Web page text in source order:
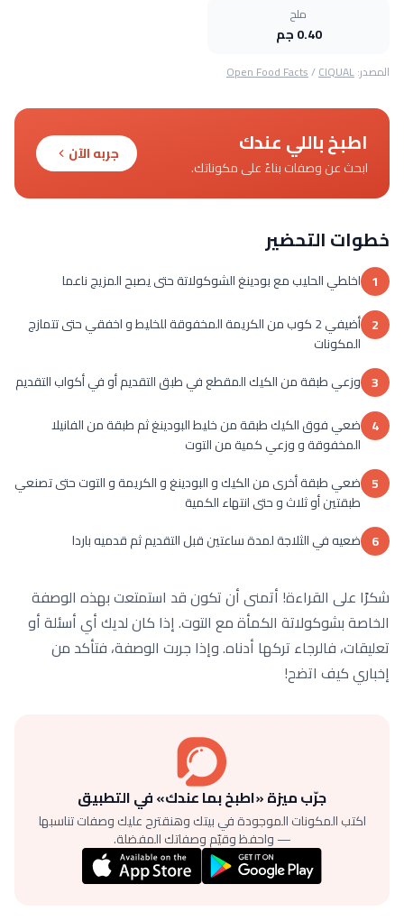
ملح
0.40 جم
المصدر: Open Food Facts/CIQUAL
اطبخ باللي عندك
ابحث عن وصفات بناءً على مكوناتك.
جربه الآن
خطوات التحضير
1 اخلطي الحليب مع بودينغ الشوكولاتة حتى يصبح المزيج ناعما
2
أضيفي 2 كوب من الكريمة المخفوقة للخليط و اخفقي حتى تتمازج
المكونات
3 وزعي طبقة من الكيك المقطع في طبق التقديم أو في أكواب التقديم
4 ضعي فوق الكيك طبقة من خليط البودينغ ثم طبقة من الفانيلا
المخفوقة و وزعي كمية من التوت
5 ضعي طبقة أخرى من الكيك و البودينغ و الكريمة و التوت حتى تصنعي
طبقتين أو ثلاث و حتى انتهاء الكمية
6 ضعيه في الثلاجة لمدة ساعتين قبل التقديم ثم قدميه باردا
شكرًا على القراءة! أتمنى أن تكون قد استمتعت بهذه الوصفة
الخاصة بشوكولاتة الكمأة مع التوت. إذا كان لديك أي أسئلة أو
تعليقات، فالرجاء تركها أدناه. وإذا جربت الوصفة، فتأكد من
إخباري كيف اتضح!
جرّب ميزة «اطبخ بما عندك» في التطبيق
اكتب المكونات الموجودة في بيتك وهنقترح عليك وصفات تناسبها
— واحفظ وقيّم وصفاتك المفضلة.